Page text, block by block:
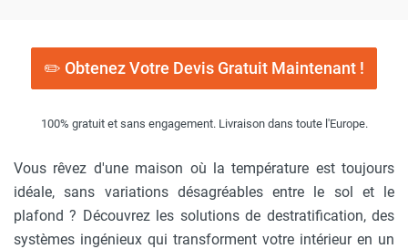
✏️ Obtenez Votre Devis Gratuit Maintenant !
100% gratuit et sans engagement. Livraison dans toute l'Europe.
Vous rêvez d'une maison où la température est toujours
idéale, sans variations désagréables entre le sol et le
plafond ? Découvrez les solutions de destratification, des
systèmes ingénieux qui transforment votre intérieur en un